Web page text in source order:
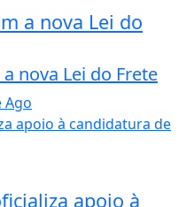
a nova Lei do
nova Lei do Frete
Ago
apoio à